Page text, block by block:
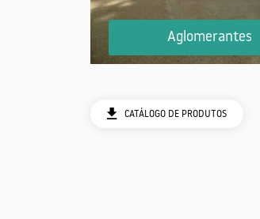
Aglomerantes
CATÁLOGO DE PRODUTOS